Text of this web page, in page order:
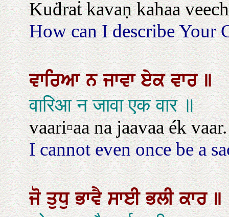
Kuḋraṫ kavaṇ kahaa
How can I describe Your
ਵਾਰਿਆਨਜਾਵਾਏਕਵਾਰ॥
वारिआ न जावा एक वार ॥
vaari▫aa na jaavaa ék vaar.
I cannot even once be a
ਜੋਤੁਧੁਭਾਵੈਸਾਈਭਲੀਕਾਰ॥